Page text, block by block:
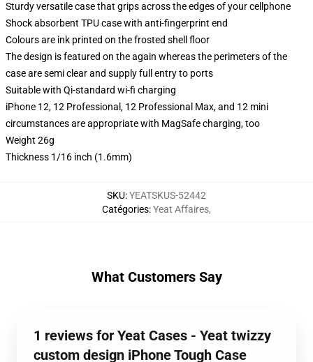
Sturdy versatile case that grips across the edges of your cellphone
Shock absorbent TPU case with anti-fingerprint end
Colours are ink printed on the frosted shell floor
The design is featured on the again whereas the perimeters of the
case are semi clear and supply full entry to ports
Suitable with Qi-standard wi-fi charging
iPhone 12, 12 Professional, 12 Professional Max, and 12 mini
circumstances are appropriate with MagSafe charging, too
Weight 26g
Thickness 1/16 inch (1.6mm)
SKU:YEATSKUS-52442
Catégories:Yeat Affaires,
What Customers Say
1 reviews for Yeat Cases - Yeat twizzy
custom design iPhone Tough Case